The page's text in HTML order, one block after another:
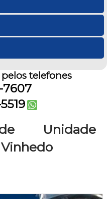
telefones
7607
Unidade